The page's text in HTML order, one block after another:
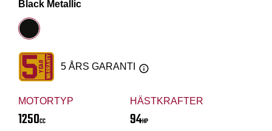
MOTORTYP
1250CC
HÄSTKRAFTER
94HP
Black Metallic
5 ÅRS GARANTI